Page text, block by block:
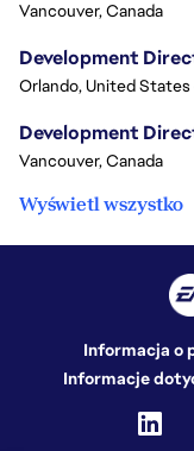
Vancouver, Canada
Development
Orlando, United
Development
Vancouver, Canada
Wyświetl wszystko
Informacja o
Informacje